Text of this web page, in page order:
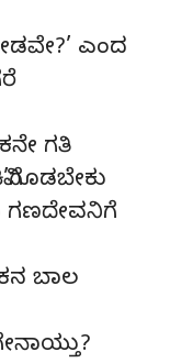
ಎಂದ
ಗತಿ
ಗಣದೇವನಿಗೆ
ಬಾಲ